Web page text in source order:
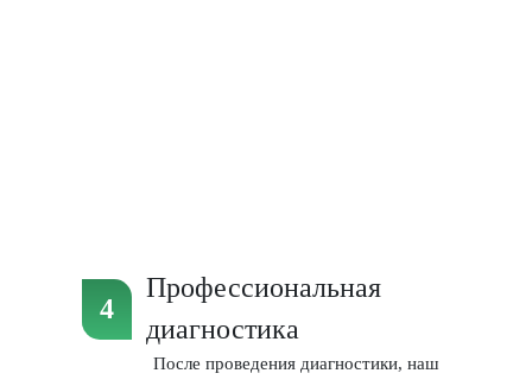
Профессиональная
диагностика
После проведения диагностики, наш